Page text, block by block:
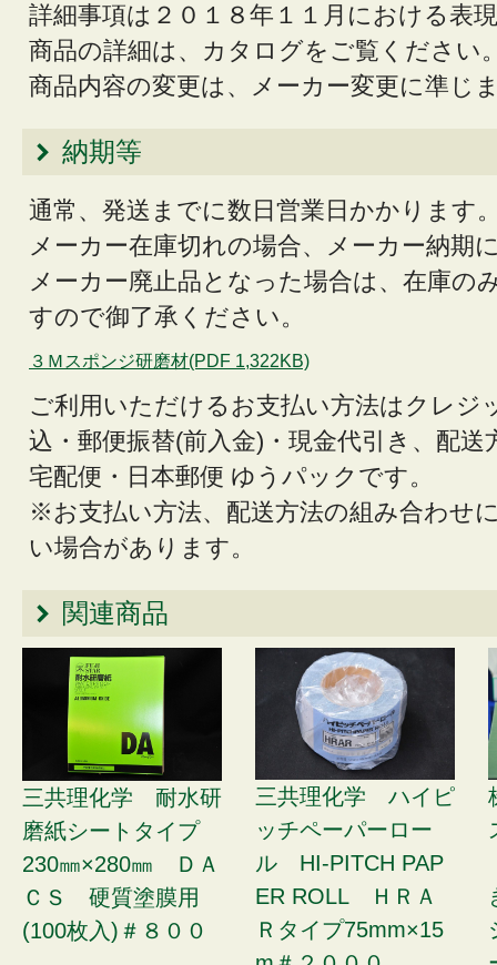
詳細事項は２０１８年１１月における表
商品の詳細は、カタログをご覧ください
商品内容の変更は、メーカー変更に準じ
納期等
通常、発送までに数日営業日かかります
メーカー在庫切れの場合、メーカー納期
メーカー廃止品となった場合は、在庫の
すので御了承ください。
３Ｍスポンジ研磨材(PDF 1,322KB)
ご利用いただけるお支払い方法はクレジ
込・郵便振替(前入金)・現金代引き、配送
宅配便・日本郵便 ゆうパックです。
※お支払い方法、配送方法の組み合わせ
い場合があります。
関連商品
三共理化学 耐水研
磨紙シートタイプ
230㎜×280㎜ ＤＡ
ＣＳ 硬質塗膜用
(100枚入)＃８００
三共理化学 ハイピ
ッチペーパーロー
ル HI-PITCH PAP
ER ROLL ＨＲＡ
Ｒタイプ75mm×15